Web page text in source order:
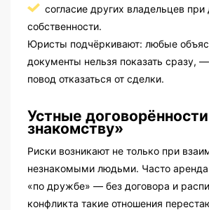
согласие других владельцев при
собственности.
Юристы подчёркивают: любые
документы нельзя показать сразу,
повод отказаться от сделки.
Устные
знакомству»
Риски возникают не только при
незнакомыми людьми. Часто
«по дружбе» — без договора и
конфликта такие отношения